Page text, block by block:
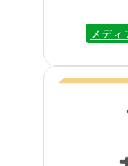
えのお客
ライオン
ーなど約
との出会
ます。ス
しを心よ
2026年7月
月31日（
介いただけます。
ゅ（テレ
時間：毎
メディ